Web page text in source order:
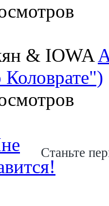
& IOWA
Коловрате")
Станьте